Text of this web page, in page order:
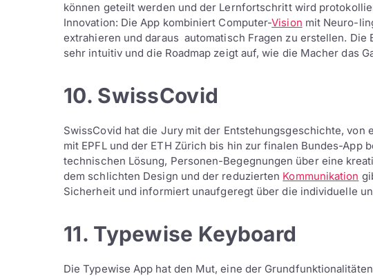
können geteilt werden und der Lernfortschritt wird
Innovation: Die App kombiniert Computer-Vision mit Neuro-
extrahieren und daraus automatisch Fragen zu erstellen.
sehr intuitiv und die Roadmap zeigt auf, wie die Macher das
10. SwissCovid
SwissCovid hat die Jury mit der Entstehungsgeschichte, von
mit EPFL und der ETH Zürich bis hin zur finalen Bundes-App
technischen Lösung, Personen-Begegnungen über eine
dem schlichten Design und der reduzierten Kommunikation
Sicherheit und informiert unaufgeregt über die individuelle
11. Typewise Keyboard
Die Typewise App hat den Mut, eine der